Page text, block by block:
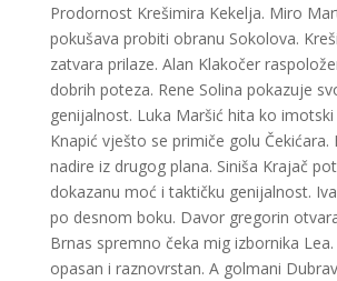
Prodornost Krešimira Kekelja. Miro
pokušava probiti obranu Sokolova.
zatvara prilaze. Alan Klakočer
dobrih poteza. Rene Solina pokazuje
genijalnost. Luka Maršić hita ko
Knapić vješto se primiče golu Čekićara.
nadire iz drugog plana. Siniša Krajač
dokazanu moć i taktičku genijalnost.
po desnom boku. Davor gregorin
Brnas spremno čeka mig izbornika
opasan i raznovrstan. A golmani